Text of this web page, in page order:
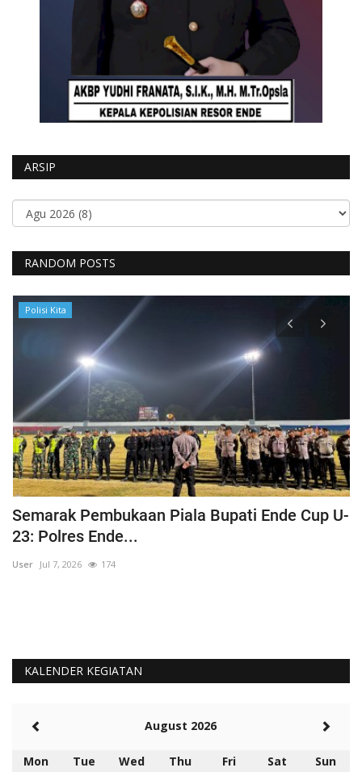
ARSIP
RANDOM POSTS
Polisi Kita
Semarak Pembukaan Piala Bupati Ende Cup U-
23: Polres Ende...
User Jul 7, 2026 174
KALENDER KEGIATAN
August 2026
Mon Tue Wed Thu Fri Sat
Sun